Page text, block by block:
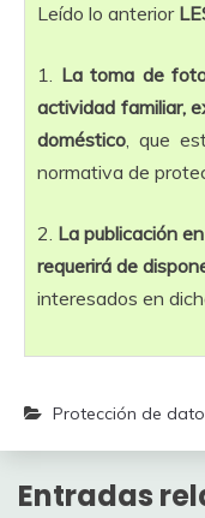
Leído lo anterior
1. La toma de
actividad familiar,
doméstico, que
normativa de
2. La publicación
requerirá de
interesados en
Protección de
Entradas